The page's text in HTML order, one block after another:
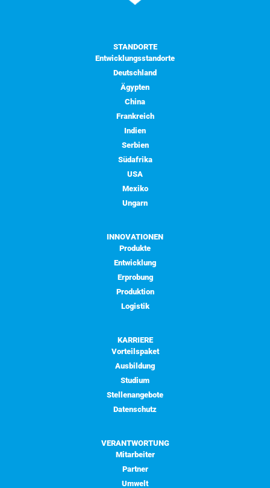
STANDORTE
Entwicklungsstandorte
Deutschland
Ägypten
China
Frankreich
Indien
Serbien
Südafrika
USA
Mexiko
Ungarn
INNOVATIONEN
Produkte
Entwicklung
Erprobung
Produktion
Logistik
KARRIERE
Vorteilspaket
Ausbildung
Studium
Stellenangebote
Datenschutz
VERANTWORTUNG
Mitarbeiter
Partner
Umwelt